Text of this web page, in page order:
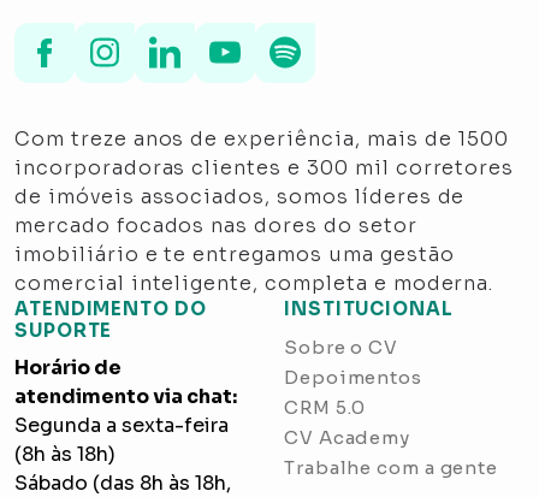
Com treze anos de experiência, mais de 1500
incorporadoras clientes e 300 mil corretores
de imóveis associados, somos líderes de
mercado focados nas dores do setor
imobiliário e te entregamos uma gestão
comercial inteligente, completa e moderna.
INSTITUCIONAL
Sobre o CV
Depoimentos
CRM 5.0
CV Academy
Trabalhe com a gente
ATENDIMENTO DO
SUPORTE
Horário de
atendimento via chat:
Segunda a sexta-feira
(8h às 18h)
Sábado (das 8h às 18h,